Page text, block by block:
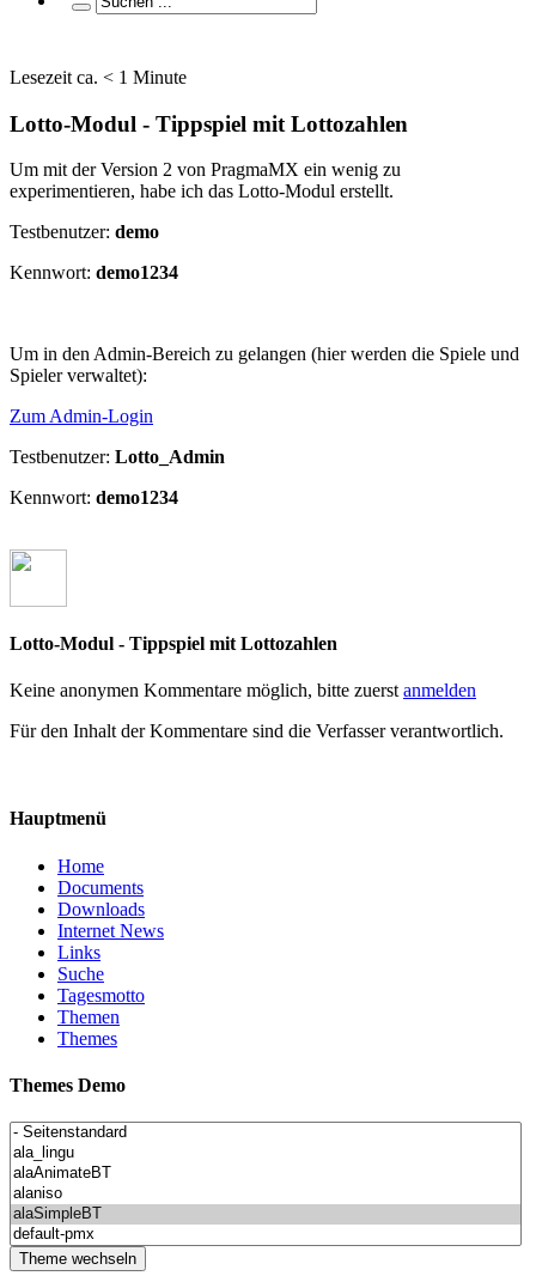
Lesezeit ca. < 1 Minute
Lotto-Modul - Tippspiel mit Lottozahlen
Um mit der Version 2 von PragmaMX ein wenig zu
experimentieren, habe ich das Lotto-Modul erstellt.
Testbenutzer: demo
Kennwort: demo1234
Um in den Admin-Bereich zu gelangen (hier werden die Spiele und
Spieler verwaltet):
Zum Admin-Login
Testbenutzer: Lotto_Admin
Kennwort: demo1234
Lotto-Modul - Tippspiel mit Lottozahlen
Keine anonymen Kommentare möglich, bitte zuerst anmelden
Für den Inhalt der Kommentare sind die Verfasser verantwortlich.
Hauptmenü
Home
Documents
Downloads
Internet News
Links
Suche
Tagesmotto
Themen
Themes
Themes Demo